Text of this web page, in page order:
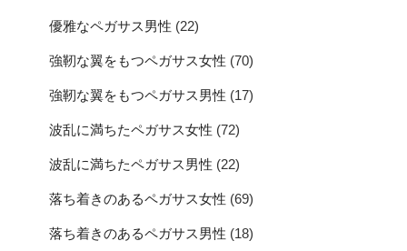
優雅なペガサス男性 (22)
強靭な翼をもつペガサス女性 (70)
強靭な翼をもつペガサス男性 (17)
波乱に満ちたペガサス女性 (72)
波乱に満ちたペガサス男性 (22)
落ち着きのあるペガサス女性 (69)
落ち着きのあるペガサス男性 (18)